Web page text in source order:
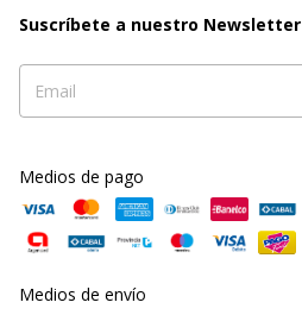
Suscríbete a nuestro Newsletter
Medios de pago
Medios de envío